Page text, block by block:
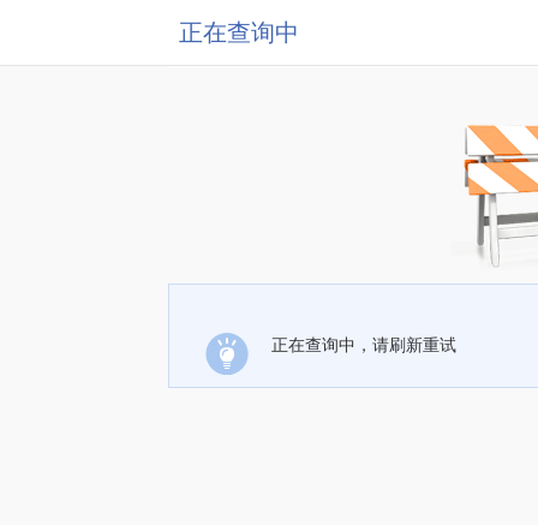
正在查询中
正在查询中，请刷新重试